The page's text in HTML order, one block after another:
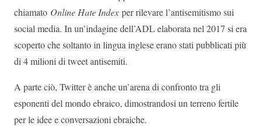
chiamato Online Hate Index per rilevare l’antisemitismo sui
social media. In un’indagine dell’ADL elaborata nel 2017 si era
scoperto che soltanto in lingua inglese erano stati pubblicati più
di 4 milioni di tweet antisemiti.
A parte ciò, Twitter è anche un’arena di confronto tra gli
esponenti del mondo ebraico, dimostrandosi un terreno fertile
per le idee e conversazioni ebraiche.